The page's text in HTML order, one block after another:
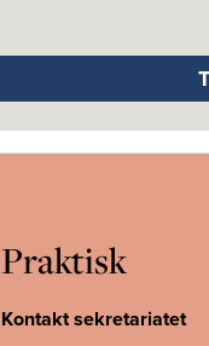
Praktisk
Kontakt sekretariatet